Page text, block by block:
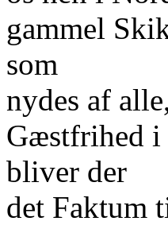
gammel
som
nydes af
Gæstfrihed
bliver der
det Faktum